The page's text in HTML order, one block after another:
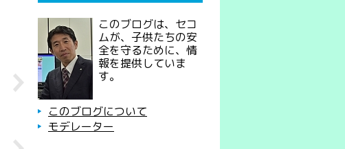
このブログは、セコ
ムが、子供たちの安
全を守るために、情
報を提供していま
す。
このブログについて
モデレーター